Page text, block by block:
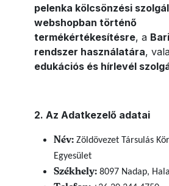
pelenka kölcsönzési
webshopban történő
termékértékesítésre, a
rendszer használatára,
edukációs és hírlevél
2. Az Adatkezelő adatai
Név: Zöldövezet Társulás
Egyesület
Székhely: 8097 Nadap,